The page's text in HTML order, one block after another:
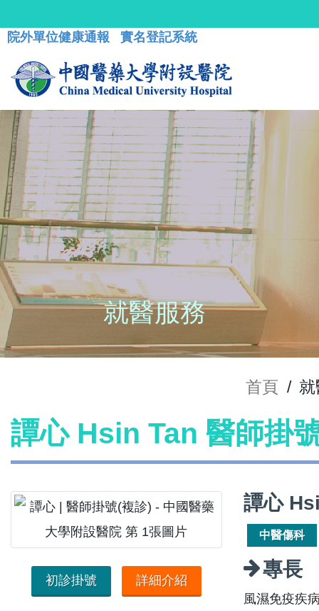
院外單位健康通報 實名登記系統
就醫服務
首頁 /
譚心 Hsin Tan 醫師掛
初診掛號 詳細介紹
譚心
中醫傷科
專長
風濕免疫疾